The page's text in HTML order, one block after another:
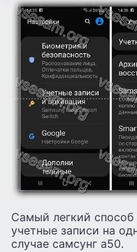
Самый легкий способ
учетные записи на
случае самсунг а50.